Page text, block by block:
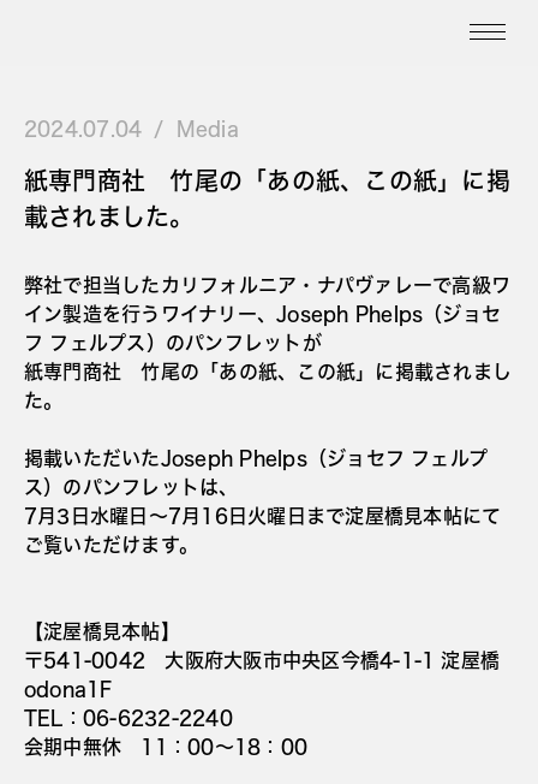
2024.07.04 Media
紙専門商社 竹尾の「あの紙、この紙」に掲
載されました。
弊社で担当したカリフォルニア・ナパヴァレーで高級ワ
イン製造を行うワイナリー、Joseph Phelps（ジョセ
フ フェルプス）のパンフレットが
紙専門商社 竹尾の「あの紙、この紙」に掲載されまし
た。
掲載いただいたJoseph Phelps（ジョセフ フェルプ
ス）のパンフレットは、
7月3日水曜日〜7月16日火曜日まで淀屋橋見本帖にて
ご覧いただけます。
【淀屋橋見本帖】
〒541-0042 大阪府大阪市中央区今橋4-1-1 淀屋橋
odona1F
TEL：06-6232-2240
会期中無休 11：00〜18：00